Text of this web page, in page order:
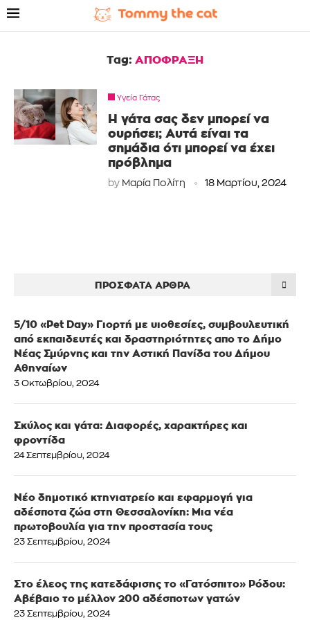
Tag: ΑΠΟΦΡΑΞΗ
Υγεία Γάτας
Η γάτα σας δεν μπορεί να
ουρήσει; Αυτά είναι τα
σημάδια ότι μπορεί να έχει
πρόβλημα
by Μαρία Πολίτη 18 Μαρτίου, 2024
ΠΡΌΣΦΑΤΑ ΆΡΘΡΑ
5/10 «Pet Day» Γιορτή με υιοθεσίες, συμβουλευτική
από εκπαιδευτές και δραστηριότητες απο το Δήμο
Νέας Σμύρνης και την Αστική Πανίδα του Δήμου
Αθηναίων
3 Οκτωβρίου, 2024
Σκύλος και γάτα: Διαφορές, χαρακτήρες και
φροντίδα
24 Σεπτεμβρίου, 2024
Νέο δημοτικό κτηνιατρείο και εφαρμογή για
αδέσποτα ζώα στη Θεσσαλονίκη: Μια νέα
πρωτοβουλία για την προστασία τους
23 Σεπτεμβρίου, 2024
Στο έλεος της κατεδάφισης το «Γατόσπιτο» Ρόδου:
Αβέβαιο το μέλλον 200 αδέσποτων γατών
23 Σεπτεμβρίου, 2024